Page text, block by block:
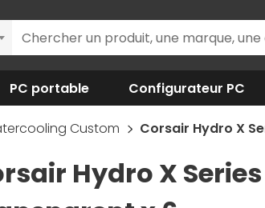
PC portable Configurateur PC
Custom Corsair Hydro X
Hydro X